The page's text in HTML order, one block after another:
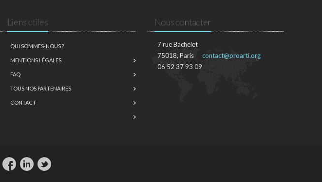
Liens utiles
QUI SOMMES-NOUS ?
MENTIONS LÉGALES
FAQ
TOUS NOS PARTENAIRES
CONTACT
Nous contacter
7 rue Bachelet
75018, Paris
06 52 37 93 09
contact@proarti.org